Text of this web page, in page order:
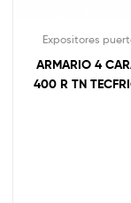
Expositores
ARMARIO 4
400 R TN